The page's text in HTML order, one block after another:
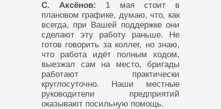
С. Аксёнов:
1 мая стоит в
плановом графике, думаю, что, как
всегда, при Вашей поддержке они
сделают эту работу раньше. Не
готов говорить за коллег, но знаю,
что работа идёт полным ходом,
выезжал сам на место, бригады
работают практически
круглосуточно. Наши местные
руководители предприятий
оказывают посильную помощь.